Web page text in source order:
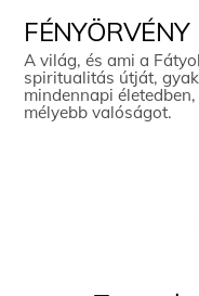
content
FÉNYÖRVÉNY
A világ, és ami a
spiritualitás útját,
mindennapi
mélyebb valóságot.